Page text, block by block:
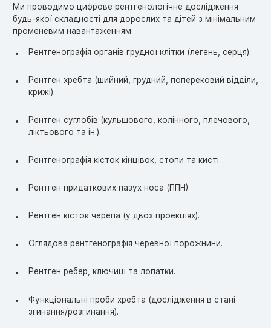
Ми проводимо цифрове рентгенологічне дослідження
будь-якої складності для дорослих та дітей з мінімальним
променевим навантаженням:
Рентгенографія органів грудної клітки (легень, серця).
Рентген хребта (шийний, грудний, поперековий відділи,
крижі).
Рентген суглобів (кульшового, колінного, плечового,
ліктьового та ін.).
Рентгенографія кісток кінцівок, стопи та кисті.
Рентген придаткових пазух носа (ППН).
Рентген кісток черепа (у двох проекціях).
Оглядова рентгенографія черевної порожнини.
Рентген ребер, ключиці та лопатки.
Функціональні проби хребта (дослідження в стані
згинання/розгинання).